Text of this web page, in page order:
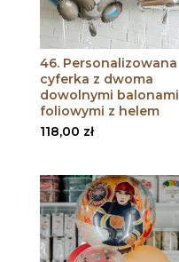
46. Personalizowana
cyferka z dwoma
dowolnymi balonami
foliowymi z helem
118,00 zł